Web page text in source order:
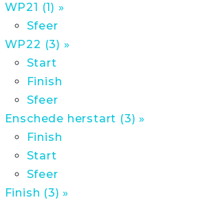
WP21 (1) »
Sfeer
WP22 (3) »
Start
Finish
Sfeer
Enschede herstart (3) »
Finish
Start
Sfeer
Finish (3) »